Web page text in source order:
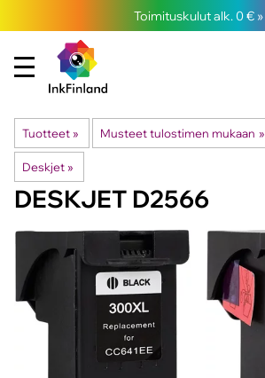
Toimituskulut alk. 0 € »
Tuotteet ‪» Musteet tulostimen mukaan ‪»
Deskjet ‪»
DESKJET D2566